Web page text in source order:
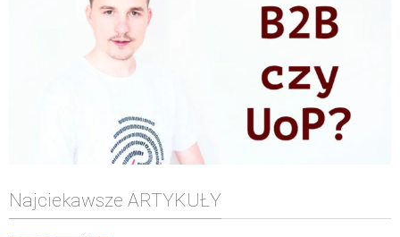
Najciekawsze ARTYKUŁY